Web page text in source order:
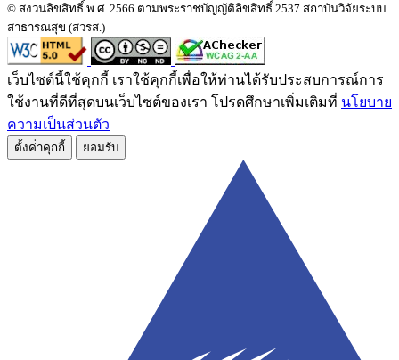
© สงวนลิขสิทธิ์ พ.ศ. 2566 ตามพระราชบัญญัติลิขสิทธิ์ 2537 สถาบันวิจัยระบบ
สาธารณสุข (สวรส.)
เว็บไซต์นี้ใช้คุกกี้ เราใช้คุกกี้เพื่อให้ท่านได้รับประสบการณ์การ
ใช้งานที่ดีที่สุดบนเว็บไซต์ของเรา โปรดศึกษาเพิ่มเติมที่ นโยบาย
ความเป็นส่วนตัว
ตั้งค่่าคุกกี้ ยอมรับ